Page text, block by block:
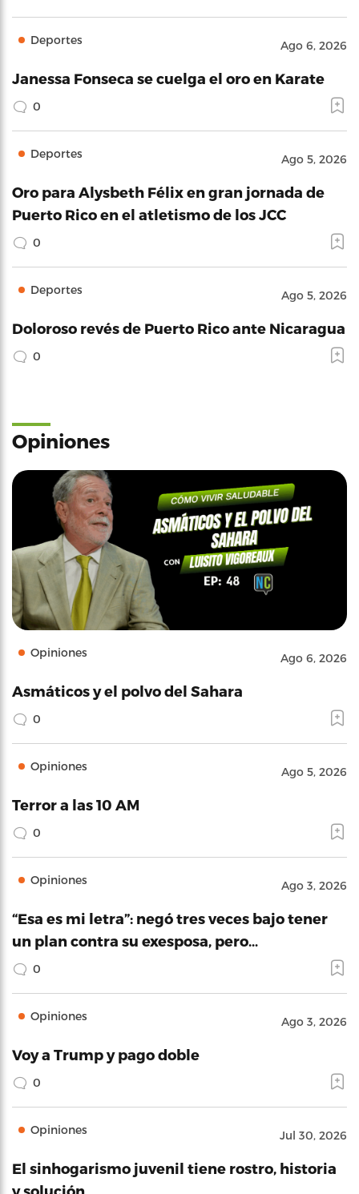
Deportes Ago 6, 2026
Janessa Fonseca se cuelga el oro en Karate
0
Deportes Ago 5, 2026
Oro para Alysbeth Félix en gran jornada de
Puerto Rico en el atletismo de los JCC
0
Deportes Ago 5, 2026
Doloroso revés de Puerto Rico ante Nicaragua
0
Opiniones
Opiniones Ago 6, 2026
Asmáticos y el polvo del Sahara
0
Opiniones Ago 5, 2026
Terror a las 10 AM
0
Opiniones Ago 3, 2026
“Esa es mi letra”: negó tres veces bajo tener
un plan contra su exesposa, pero…
0
Opiniones Ago 3, 2026
Voy a Trump y pago doble
0
Opiniones Jul 30, 2026
El sinhogarismo juvenil tiene rostro, historia
y solución